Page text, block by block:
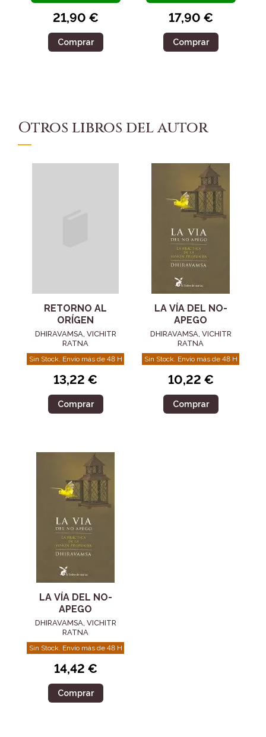
21,90 €
Comprar
17,90 €
Comprar
Otros libros del autor
RETORNO AL
ORÍGEN
DHIRAVAMSA, VICHITR
RATNA
Sin Stock. Envío más de 48 H
13,22 €
Comprar
LA VÍA DEL NO-
APEGO
DHIRAVAMSA, VICHITR
RATNA
Sin Stock. Envío más de 48 H
10,22 €
Comprar
LA VÍA DEL NO-
APEGO
DHIRAVAMSA, VICHITR
RATNA
Sin Stock. Envío más de 48 H
14,42 €
Comprar